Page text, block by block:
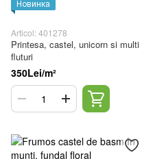
Новинка
Articol: 401278
Printesa, castel, unicorn si multi
fluturi
350Lei/m²